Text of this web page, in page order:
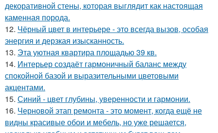
декоративной стены, которая выглядит как настоящая
каменная порода.
12. Чёрный цвет в интерьере - это всегда вызов, особая
энергия и дерзкая изысканность.
13. Эта уютная квартира площадью 39 кв.
14. Интерьер создаёт гармоничный баланс между
спокойной базой и выразительными цветовыми
акцентами.
15. Синий - цвет глубины, уверенности и гармонии.
16. Черновой этап ремонта - это момент, когда ещё не
видны красивые обои и мебель, но уже решается,